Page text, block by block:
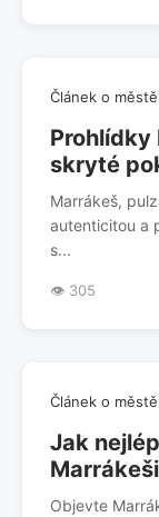
Článek o
Prohlídky
skryté
Marrákeš,
autenticitou a
s...
👁️ 305
Článek o
Jak
Objevte